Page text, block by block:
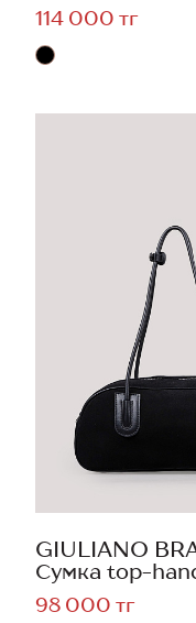
114 000 тг
GIULIANO
Сумка top-
98 000 тг